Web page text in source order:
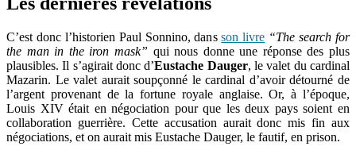
C’est donc l’historien Paul Sonnino, dansson livre “The search for
the man in the iron mask” qui nous donne une réponse des plus
plausibles. Il s’agirait donc d’Eustache Dauger, le valet du cardinal
Mazarin. Le valet aurait soupçonné le cardinal d’avoir détourné de
l’argent provenant de la fortune royale anglaise. Or, à l’époque,
Louis XIV était en négociation pour que les deux pays soient en
collaboration guerrière. Cette accusation aurait donc mis fin aux
négociations, et on aurait mis Eustache Dauger, le fautif, en prison.